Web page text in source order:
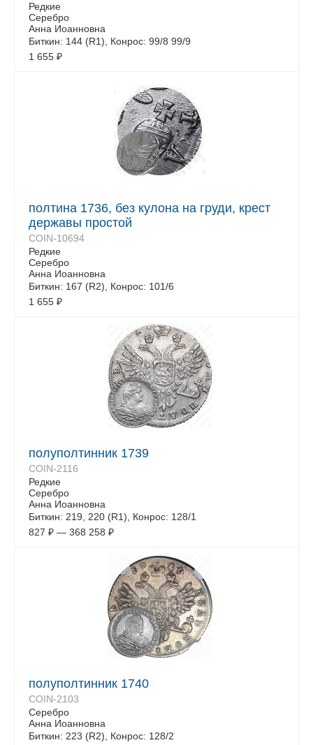
Редкие
Серебро
Анна Иоанновна
Биткин: 144 (R1), Конрос: 99/8 99/9
1 655 ₽
полтина 1736, без кулона на груди, крест
державы простой
COIN-10694
Редкие
Серебро
Анна Иоанновна
Биткин: 167 (R2), Конрос: 101/6
1 655 ₽
полуполтинник 1739
COIN-2116
Редкие
Серебро
Анна Иоанновна
Биткин: 219, 220 (R1), Конрос: 128/1
827 ₽ — 368 258 ₽
полуполтинник 1740
COIN-2103
Серебро
Анна Иоанновна
Биткин: 223 (R2), Конрос: 128/2